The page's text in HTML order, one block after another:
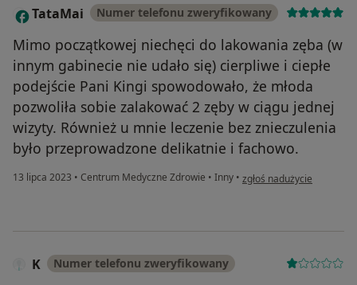
T TataMai Numer telefonu zweryfikowany
Mimo początkowej niechęci do lakowania zęba (w
innym gabinecie nie udało się) cierpliwe i ciepłe
podejście Pani Kingi spowodowało, że młoda
pozwoliła sobie zalakować 2 zęby w ciągu jednej
wizyty. Również u mnie leczenie bez znieczulenia
było przeprowadzone delikatnie i fachowo.
13 lipca 2023 • Centrum Medyczne Zdrowie • Inny • w opinii użytkownika
zgłoś nadużycie
K Numer telefonu zweryfikowany